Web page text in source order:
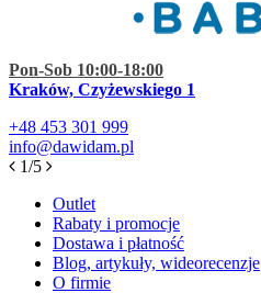
Pon-Sob 10:00-18:00
Kraków, Czyżewskiego 1
+48 453 301 999
info@dawidam.pl
1/5
Outlet
Rabaty i promocje
Dostawa i płatność
Blog, artykuły, wideorecenzje
O firmie